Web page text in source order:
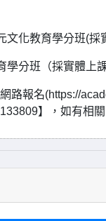
文化教育學分班(
學分班（採實體上
路報名(https://
】，如有相